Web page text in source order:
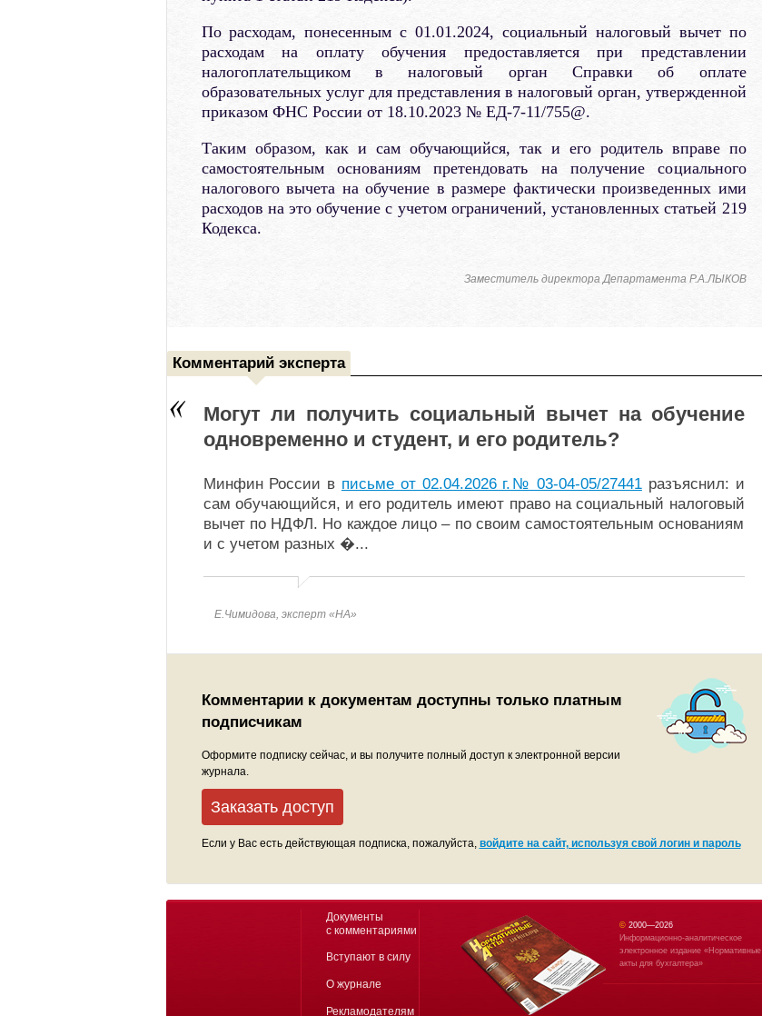
По расходам, понесенным с 01.01.2024, социальный налоговый вычет по
расходам на оплату обучения предоставляется при представлении
налогоплательщиком в налоговый орган Справки об оплате
образовательных услуг для представления в налоговый орган, утвержденной
приказом ФНС России от 18.10.2023 № ЕД-7-11/755@.
Таким образом, как и сам обучающийся, так и его родитель вправе по
самостоятельным основаниям претендовать на получение социального
налогового вычета на обучение в размере фактически произведенных ими
расходов на это обучение с учетом ограничений, установленных статьей 219
Кодекса.
Заместитель директора Департамента Р.А.ЛЫКОВ
Комментарий эксперта
Могут ли получить социальный вычет на обучение
одновременно и студент, и его родитель?
Минфин России в письме от 02.04.2026 г.№ 03-04-05/27441разъяснил: и
сам обучающийся, и его родитель имеют право на социальный налоговый
вычет по НДФЛ. Но каждое лицо – по своим самостоятельным основаниям
и с учетом разных �...
Е.Чимидова, эксперт «НА»
Комментарии к документам доступны только платным
подписчикам
Оформите подписку сейчас, и вы получите полный доступ к электронной версии
журнала.
Заказать доступ
Если у Вас есть действующая подписка, пожалуйста, войдите на сайт, используя свой логин и пароль
Документы
с комментариями
Вступают в силу
О журнале
Рекламодателям
©2000—2026
Информационно-аналитическое
электронное издание «Нормативные
акты для бухгалтера»